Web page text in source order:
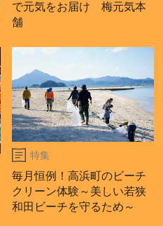
で元気をお届け 梅元気本
舗
特集
毎月恒例！高浜町のビーチ
クリーン体験～美しい若狭
和田ビーチを守るため～